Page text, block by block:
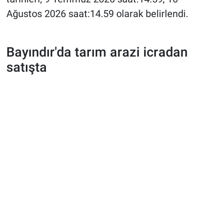
Ağustos 2026 saat:14.59 olarak belirlendi.
Bayındır'da tarım arazi icradan
satışta